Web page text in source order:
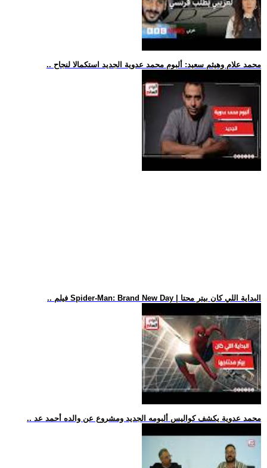
.. محمد علام وهيثم سعيد: ألبوم محمد عدوية الجديد استكمالا لنجاح
.. فيلم Spider-Man: Brand New Day | البداية اللي كان بيتر محتا
.. محمد عدوية يكشف كواليس ألبومه الجديد ومشروع عن والده أحمد عد